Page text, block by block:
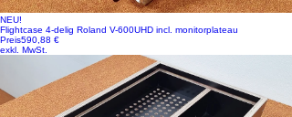
NEU!
Flightcase 4-delig Roland V-600UHD incl. monitorplateau
Preis590,88 €
exkl. MwSt.